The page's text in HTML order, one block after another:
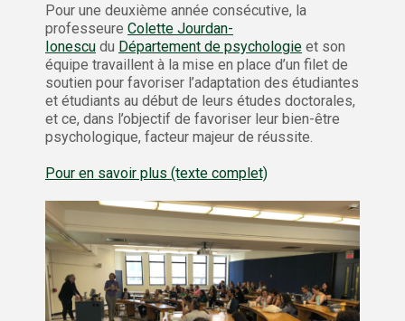
Pour une deuxième année consécutive, la
professeure Colette Jourdan-
Ionescu du Département de psychologie et son
équipe travaillent à la mise en place d’un filet de
soutien pour favoriser l’adaptation des étudiantes
et étudiants au début de leurs études doctorales,
et ce, dans l’objectif de favoriser leur bien-être
psychologique, facteur majeur de réussite.
Pour en savoir plus (texte complet)